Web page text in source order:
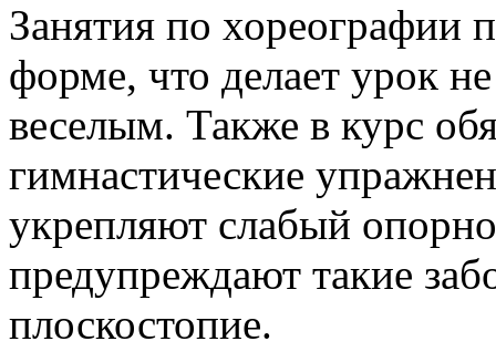
Занятия по хореографии
форме, что делает урок
веселым. Также в курс
гимнастические
укрепляют слабый
предупреждают такие
плоскостопие.